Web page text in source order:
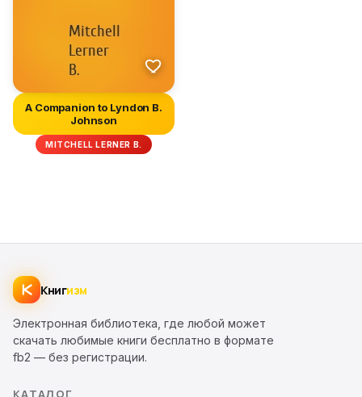
A Companion to Lyndon B.
Johnson
MITCHELL LERNER B.
Книгизм
Электронная библиотека, где любой может
скачать любимые книги бесплатно в формате
fb2 — без регистрации.
КАТАЛОГ